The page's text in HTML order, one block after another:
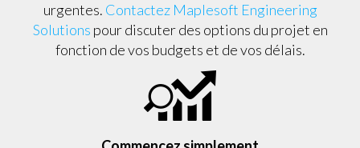
urgentes. Contactez Maplesoft Engineering
Solutions pour discuter des options du projet en
fonction de vos budgets et de vos délais.